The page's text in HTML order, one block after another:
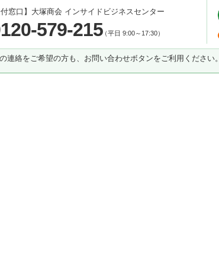
窓口】 大塚商会 インサイドビジネスセンター
579-215（平日 9:00～17:30）
連絡をご希望の方も、お問い合わせボタンをご利用ください。